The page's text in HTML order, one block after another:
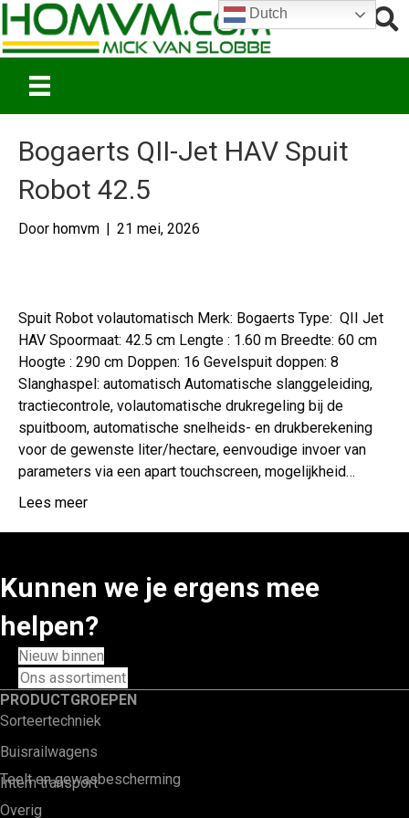
Bogaerts QII-Jet HAV Spuit
Robot 42.5
Door homvm | 21 mei, 2026
Spuit Robot volautomatisch Merk: Bogaerts Type: QII Jet
HAV Spoormaat: 42.5 cm Lengte : 1.60 m Breedte: 60 cm
Hoogte : 290 cm Doppen: 16 Gevelspuit doppen: 8
Slanghaspel: automatisch Automatische slanggeleiding,
tractiecontrole, volautomatische drukregeling bij de
spuitboom, automatische snelheids- en drukberekening
voor de gewenste liter/hectare, eenvoudige invoer van
parameters via een apart touchscreen, mogelijkheid…
Lees meer
Kunnen we je ergens mee
helpen?
Nieuw binnen
Ons assortiment
PRODUCTGROEPEN
Sorteertechniek
Buisrailwagens
Intern transport
PRODUCT GROEPEN
Teelt en gewasbescherming
Overig
Dutch